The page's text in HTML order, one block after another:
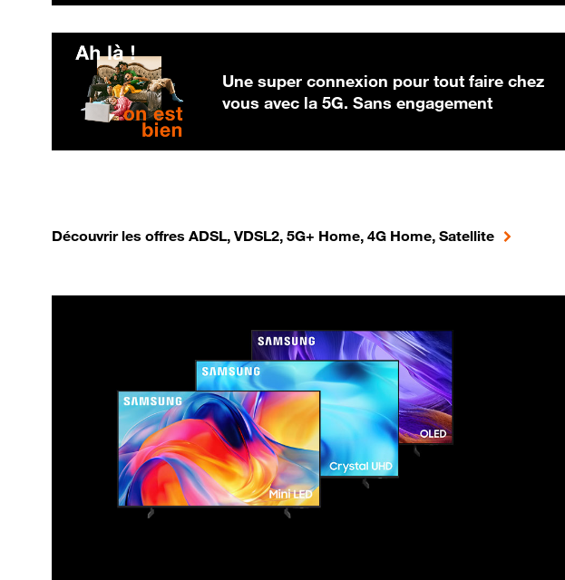
Une super connexion pour tout faire chez
vous avec la 5G. Sans engagement
Découvrir les offres ADSL, VDSL2, 5G+ Home, 4G Home, Satellite